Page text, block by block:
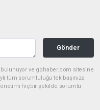
Gönder
bulunuyor ve gphaber.com sitesine
tüm sorumluluğu tek başınıza
hiçbir şekilde sorumlu